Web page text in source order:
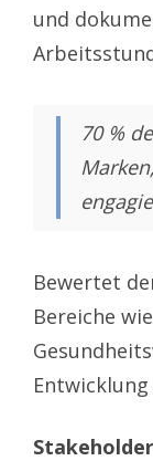
und
70 %
Bewertet
Bereiche